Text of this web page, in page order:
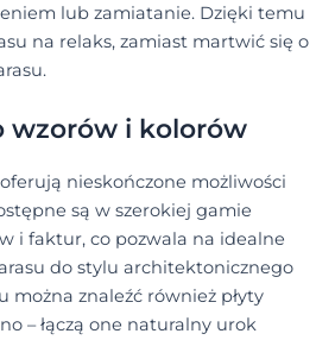
lub zamiatanie. Dzięki temu
na relaks, zamiast martwić się o
wzorów i kolorów
nieskończone możliwości
są w szerokiej gamie
i faktur, co pozwala na idealne
do stylu architektonicznego
można znaleźć również płyty
– łączą one naturalny urok